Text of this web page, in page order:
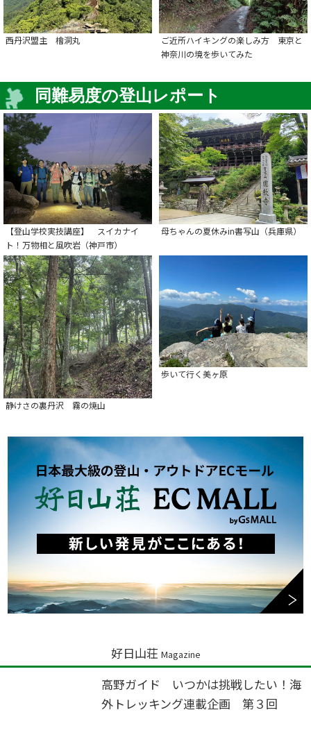
西丹沢盟主 檜洞丸
ご近所ハイキングの楽しみ方 東京と
神奈川の境を歩いてみた
同難易度の登山レポート
【登山学校実技講座】 スイカナイ
ト！万物相と風吹岩（神戸市）
母ちゃんの夏休みin書写山（兵庫県）
静けさの裏丹沢 霧の焼山
歩いて行く美ヶ原
好日山荘 Magazine
高野ガイド いつかは挑戦したい！海
外トレッキング連載企画 第３回